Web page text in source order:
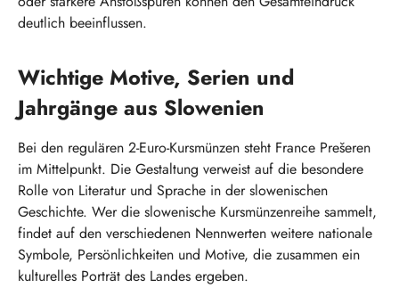
deutlich beeinflussen.
Wichtige Motive, Serien und
Jahrgänge aus Slowenien
Bei den regulären 2-Euro-Kursmünzen steht France Prešeren
im Mittelpunkt. Die Gestaltung verweist auf die besondere
Rolle von Literatur und Sprache in der slowenischen
Geschichte. Wer die slowenische Kursmünzenreihe sammelt,
findet auf den verschiedenen Nennwerten weitere nationale
Symbole, Persönlichkeiten und Motive, die zusammen ein
kulturelles Porträt des Landes ergeben.